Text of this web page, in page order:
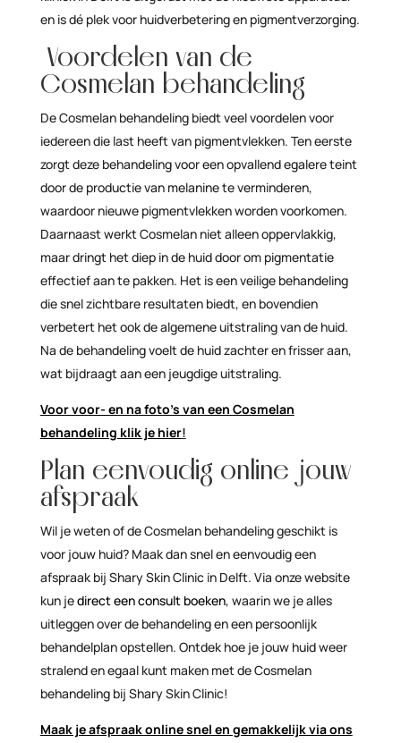
en is dé plek voor huidverbetering en pigmentverzorging.
Voordelen van de
Cosmelan behandeling
De Cosmelan behandeling biedt veel voordelen voor
iedereen die last heeft van pigmentvlekken. Ten eerste
zorgt deze behandeling voor een opvallend egalere teint
door de productie van melanine te verminderen,
waardoor nieuwe pigmentvlekken worden voorkomen.
Daarnaast werkt Cosmelan niet alleen oppervlakkig,
maar dringt het diep in de huid door om pigmentatie
effectief aan te pakken. Het is een veilige behandeling
die snel zichtbare resultaten biedt, en bovendien
verbetert het ook de algemene uitstraling van de huid.
Na de behandeling voelt de huid zachter en frisser aan,
wat bijdraagt aan een jeugdige uitstraling.
Voor voor- en na foto’s van een Cosmelan
behandeling klik je hier!
Plan eenvoudig online jouw
afspraak
Wil je weten of de Cosmelan behandeling geschikt is
voor jouw huid? Maak dan snel en eenvoudig een
afspraak bij Shary Skin Clinic in Delft. Via onze website
kun jedirect een consult boeken, waarin we je alles
uitleggen over de behandeling en een persoonlijk
behandelplan opstellen. Ontdek hoe je jouw huid weer
stralend en egaal kunt maken met de Cosmelan
behandeling bij Shary Skin Clinic!
Maak je afspraak online snel en gemakkelijk via ons